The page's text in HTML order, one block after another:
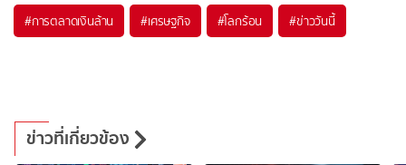
#การตลาดเงินล้าน #เศรษฐกิจ #โลกร้อน #ข่าววันนี้
ข่าวที่เกี่ยวข้อง